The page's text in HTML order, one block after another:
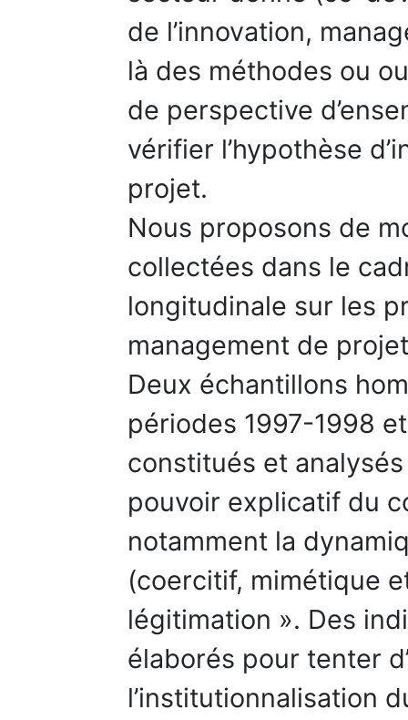
de l’innovation,
là des méthodes ou
de perspective
vérifier l’hypothèse
projet.
Nous proposons de
collectées dans le
longitudinale sur les
management de
Deux échantillons
périodes 1997-1998
constitués et
pouvoir explicatif du
notamment la
(coercitif, mimétique
légitimation ». Des
élaborés pour tenter
l’institutionnalisation